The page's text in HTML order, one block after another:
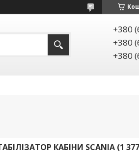
+380
+380
+380
КАБІНИ SCANIA (1 377